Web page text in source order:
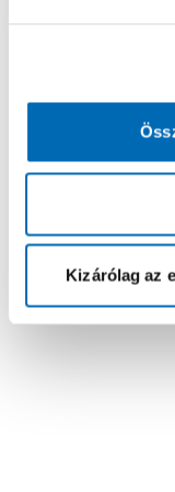
Kizárólag az